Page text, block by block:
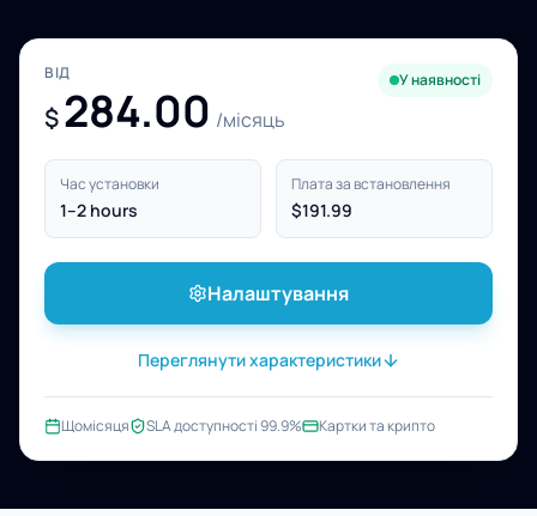
ВІД
$284.00 /місяць
У наявності
Час установки
1–2 hours
Плата за встановлення
$191.99
Налаштування
Переглянути характеристики
Щомісяця SLA доступності 99.9% Картки та крипто